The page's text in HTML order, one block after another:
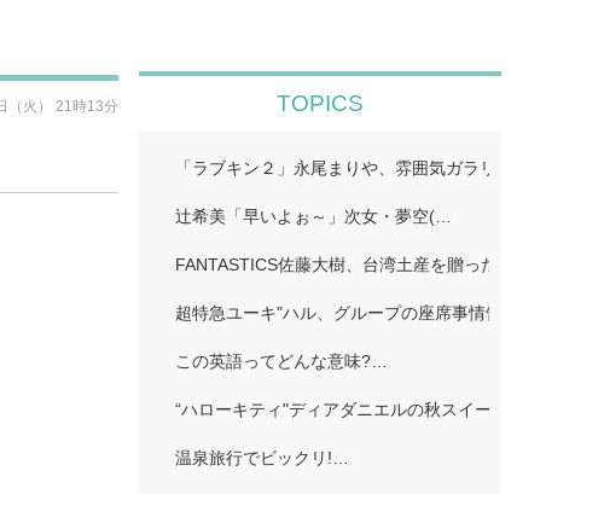
（火） 21時13分 TOPICS
「ラブキン２」永尾まりや、雰囲気ガラリのイメチェ
辻希美「早いよぉ～」次女・夢空(…
FANTASTICS佐藤大樹、台湾土産を贈った先輩明かす
超特急ユーキ"ハル、グループの座席事情告白「誰かと
この英語ってどんな意味?…
“ハローキティ"ディアダニエルの秋スイーツビュッフ
温泉旅行でビックリ!…